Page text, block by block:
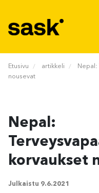
Etusivu artikkeli
Nepal:
nousevat
Nepal:
korvaukset
Julkaistu 9.6.2021